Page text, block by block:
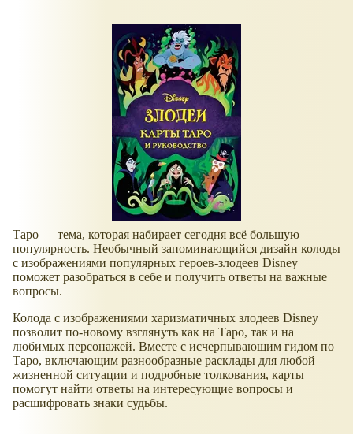
Таро — тема, которая набирает сегодня всё большую
популярность. Необычный запоминающийся дизайн колоды
с изображениями популярных героев-злодеев Disney
поможет разобраться в себе и получить ответы на важные
вопросы.
Колода с изображениями харизматичных злодеев Disney
позволит по-новому взглянуть как на Таро, так и на
любимых персонажей. Вместе с исчерпывающим гидом по
Таро, включающим разнообразные расклады для любой
жизненной ситуации и подробные толкования, карты
помогут найти ответы на интересующие вопросы и
расшифровать знаки судьбы.